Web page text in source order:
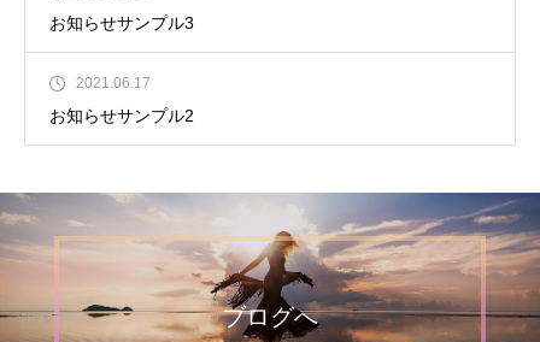
お知らせサンプル3
2021.06.17
お知らせサンプル2
ブログへ